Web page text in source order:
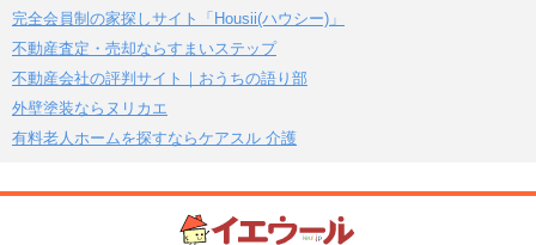
完全会員制の家探しサイト「Housii(ハウシー)」
不動産査定・売却ならすまいステップ
不動産会社の評判サイト｜おうちの語り部
外壁塗装ならヌリカエ
有料老人ホームを探すならケアスル 介護